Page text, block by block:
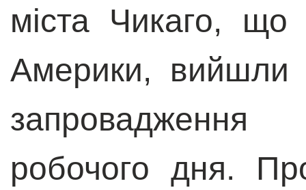
міста Чикаго,
Америки, вийшли
робочого дня.